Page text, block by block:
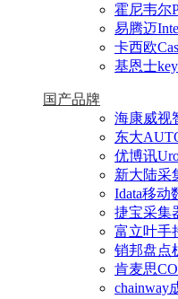
霍尼韦尔
易腾迈
卡西欧
基恩士
国产品牌
海康威视
东大
优博讯
新大陆采
Idata移动
捷宝采集
富立叶手
销邦盘点
肯麦思
chainway